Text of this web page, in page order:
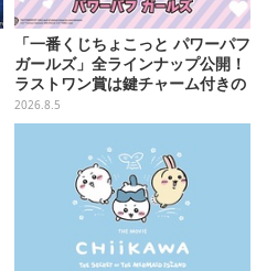
「一番くじちょこっと パワーパフ
ガールズ」全ラインナップ公開！
ラストワン賞は鍵チャーム付きの
シール帳スペシャルセットを用意
2026.8.5